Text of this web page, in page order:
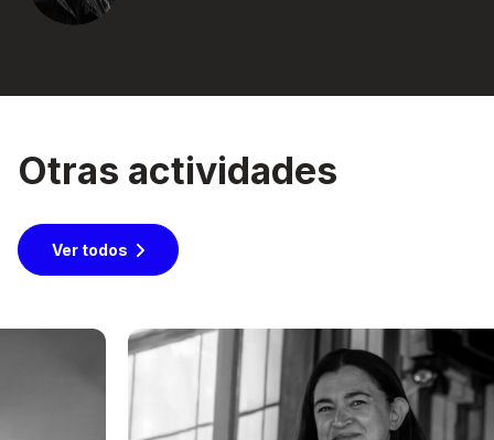
Otras actividades
Ver todos